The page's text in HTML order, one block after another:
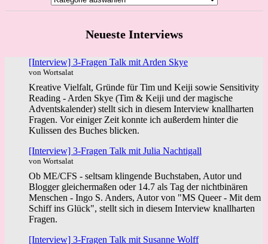
Neueste Interviews
[Interview] 3-Fragen Talk mit Arden Skye
von Wortsalat
Kreative Vielfalt, Gründe für Tim und Keiji sowie Sensitivity
Reading - Arden Skye (Tim & Keiji und der magische
Adventskalender) stellt sich in diesem Interview knallharten
Fragen. Vor einiger Zeit konnte ich außerdem hinter die
Kulissen des Buches blicken.
[Interview] 3-Fragen Talk mit Julia Nachtigall
von Wortsalat
Ob ME/CFS - seltsam klingende Buchstaben, Autor und
Blogger gleichermaßen oder 14.7 als Tag der nichtbinären
Menschen - Ingo S. Anders, Autor von "MS Queer - Mit dem
Schiff ins Glück", stellt sich in diesem Interview knallharten
Fragen.
[Interview] 3-Fragen Talk mit Susanne Wolff